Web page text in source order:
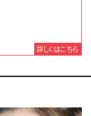
詳しくはこちら